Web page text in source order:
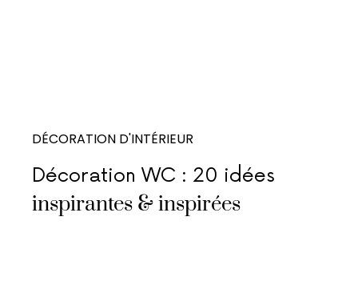
DÉCORATION D'INTÉRIEUR
Décoration WC : 20 idées
inspirantes & inspirées